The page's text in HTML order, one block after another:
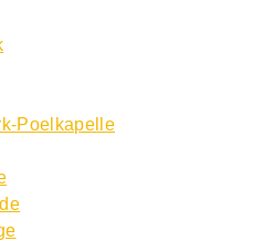
Poelkapelle